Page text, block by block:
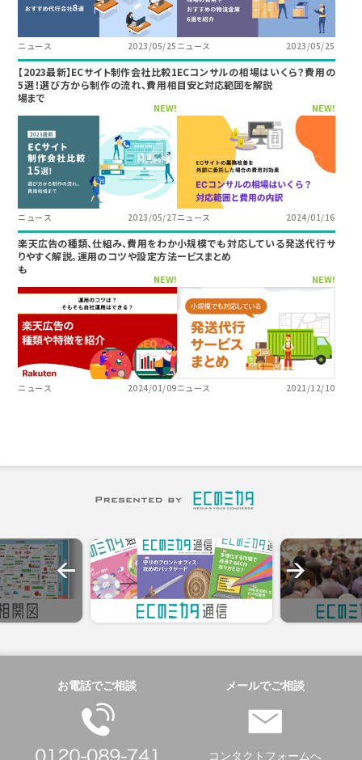
ニュース 2023/05/25 ニュース 2023/05/25
【2023最新】ECサイト制作会社比較1
5選！選び方から制作の流れ、費用相
場まで
NEW!
ニュース 2023/05/27
ECコンサルの相場はいくら？費用の
目安と対応範囲を解説
NEW!
ニュース 2024/01/16
楽天広告の種類、仕組み、費用をわか
りやすく解説。運用のコツや設定方法
も
NEW!
ニュース 2024/01/09
小規模でも対応している発送代行サ
ービスまとめ
NEW!
ニュース 2021/12/10
お電話でご相談 メールでご相談
コンタクトフォームへ